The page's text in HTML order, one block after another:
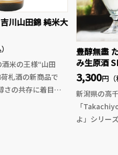
川山田錦 純米大
米の王様“山田
札酒の新商品で
さの共存に着目し
豊醇無盡
み生原酒
3,300円（
新潟県の高
「
よ」シリー